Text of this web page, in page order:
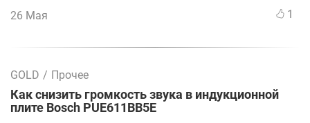
26 Мая 1
GOLD / Прочее
Как снизить громкость звука в индукционной
плите Bosch PUE611BB5E